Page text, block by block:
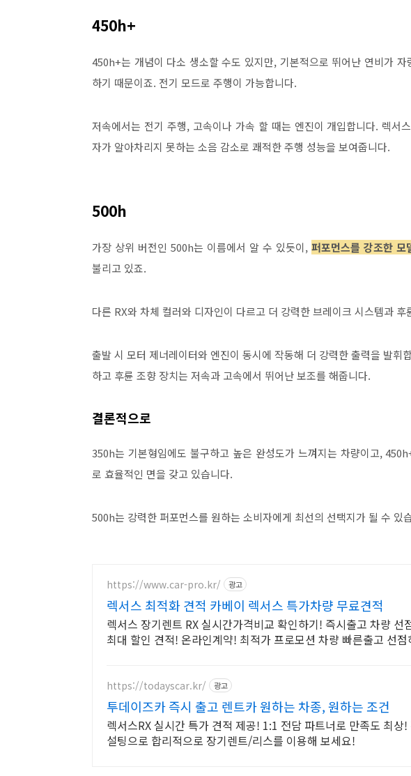
450h+
450h+는 개념이 다소 생소할 수도 있지만, 기본적으로 뛰어난 연비가 자
하기 때문이죠. 전기 모드로 주행이 가능합니다.
저속에서는 전기 주행, 고속이나 가속 할 때는 엔진이 개입합니다. 렉서
자가 알아차리지 못하는 소음 감소로 쾌적한 주행 성능을 보여줍니다.
500h
가장 상위 버전인 500h는 이름에서 알 수 있듯이, 퍼포먼스를 강조한 모
불리고 있죠.
다른 RX와 차체 컬러와 디자인이 다르고 더 강력한 브레이크 시스템과
출발 시 모터 제너레이터와 엔진이 동시에 작동해 더 강력한 출력을 발휘
하고 후륜 조향 장치는 저속과 고속에서 뛰어난 보조를 해줍니다.
결론적으로
350h는 기본형임에도 불구하고 높은 완성도가 느껴지는 차량이고,
로 효율적인 면을 갖고 있습니다.
500h는 강력한 퍼포먼스를 원하는 소비자에게 최선의 선택지가 될 수 있
https://www.car-pro.kr/ 광고
렉서스 최적화 견적 카베이 렉서스 특가차량 무료견적
렉서스 장기렌트 RX 실시간가격비교 확인하기! 즉시출고 차량 선
최대 할인 견적! 온라인계약! 최적가 프로모션 차량 빠른출고 선점
https://todayscar.kr/ 광고
투데이즈카 즉시 출고 렌트카 원하는 차종, 원하는 조건
렉서스RX 실시간 특가 견적 제공! 1:1 전담 파트너로 만족도 최상
설팅으로 합리적으로 장기렌트/리스를 이용해 보세요!